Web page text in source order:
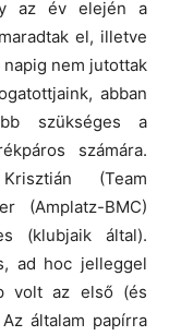
az év elején a
el, illetve
nem jutottak
abban
szükséges a
számára.
(Team
(Amplatz-BMC)
(klubjaik által).
ad hoc jelleggel
volt az első (és
általam papírra